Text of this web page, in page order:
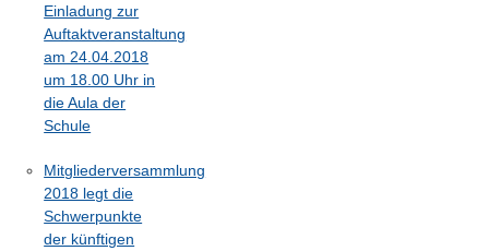
Einladung zur
Auftaktveranstaltung
am 24.04.2018
um 18.00 Uhr in
die Aula der
Schule
Mitgliederversammlung
2018 legt die
Schwerpunkte
der künftigen